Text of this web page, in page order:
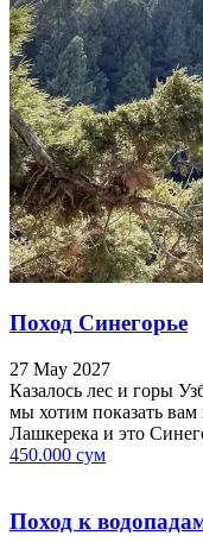
Поход Синегорье
27 May 2027
Казалось лес и горы
мы хотим показать
Лашкерека и это
450.000 сум
Поход к